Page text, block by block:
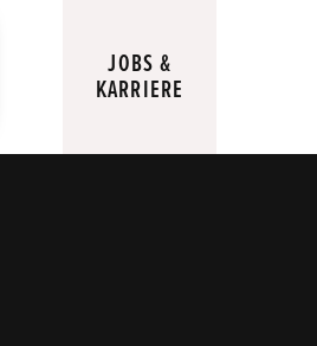
JOBS &
KARRIERE